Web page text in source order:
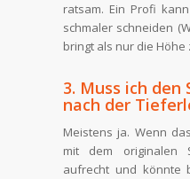
ratsam. Ein Profi
schmaler schneiden
bringt als nur die
3. Muss ich
nach der
Meistens ja. Wenn
mit dem originalen
aufrecht und könnte